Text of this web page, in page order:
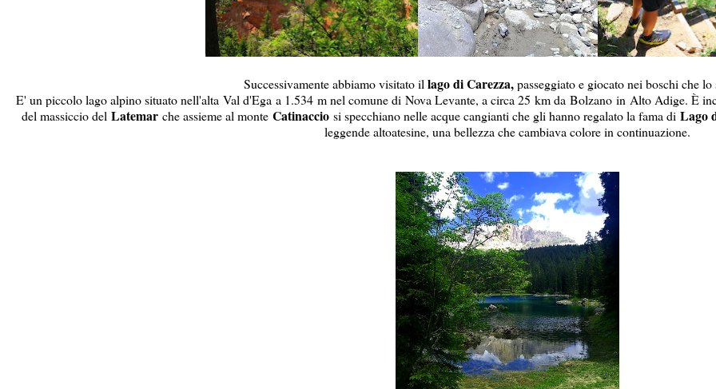
Successivamente abbiamo visitato illago di Carezza,passeggiato e giocato nei boschi che lo
E' un piccololago alpino situato nell'alta Val d'Egaa 1.534 m nel comune di Nova Levante, a circa 25 km da Bolzanoin Alto Adige. È
del massiccio del Latemar che assieme al monteCatinacciosi specchiano nelle acque cangianti che gli hanno regalato la fama di Lago
leggende altoatesine, una bellezza che cambiava colore in continuazione.